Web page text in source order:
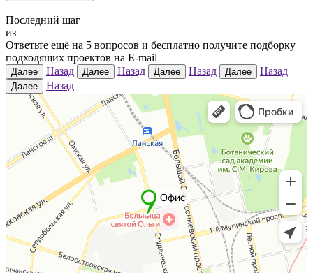
Последний шаг
из
Ответьте ещё на 5 вопросов и бесплатно получите подборку
подходящих проектов на E-mail
Далее Назад Далее Назад Далее Назад Далее Назад
Далее Назад